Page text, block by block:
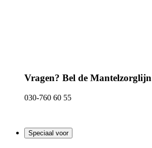
Vragen? Bel de Mantelzorglijn
030-760 60 55
Speciaal voor